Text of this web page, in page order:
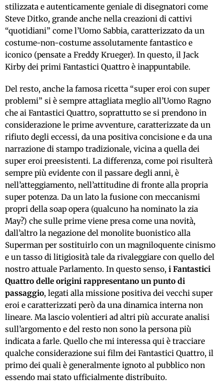
stilizzata e autenticamente geniale di disegnatori come
Steve Ditko, grande anche nella creazioni di cattivi
“quotidiani” come l’Uomo Sabbia, caratterizzato da un
costume-non-costume assolutamente fantastico e
iconico (pensate a Freddy Krueger). In questo, il Jack
Kirby dei primi Fantastici Quattro è inappuntabile.
Del resto, anche la famosa ricetta “super eroi con super
problemi” si è sempre attagliata meglio all’Uomo Ragno
che ai Fantastici Quattro, soprattutto se si prendono in
considerazione le prime avventure, caratterizzate da un
rifiuto degli eccessi, da una positiva concisione e da una
narrazione di stampo tradizionale, vicina a quella dei
super eroi preesistenti. La differenza, come poi risulterà
sempre più evidente con il passare degli anni, è
nell’atteggiamento, nell’attitudine di fronte alla propria
super potenza. Da un lato la fusione con meccanismi
propri della soap opera (qualcuno ha nominato la zia
May?) che sulle prime viene presa come una novità,
dall’altro la negazione del monolite buonistico alla
Superman per sostituirlo con un magniloquente cinismo
e un tasso di litigiosità tale da rivaleggiare con quello del
nostro attuale Parlamento. In questo senso, i Fantastici
Quattro delle origini rappresentano un punto di
passaggio, legati alla missione positiva dei vecchi super
eroi e caratterizzati però da una dinamica interna non
lineare. Ma lascio volentieri ad altri più accurate analisi
sull’argomento e del resto non sono la persona più
indicata a farle. Quello che mi interessa qui è tracciare
qualche considerazione sui film dei Fantastici Quattro, il
primo dei quali è generalmente ignoto al pubblico non
essendo mai stato ufficialmente distribuito.